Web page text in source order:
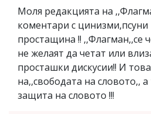
Моля редакцията на
коментари с
простащина !! ,,Флагман,,се
не желаят да четат или
просташки дискусии!! И
на,,свободата на словото,,
защита на словото !!!